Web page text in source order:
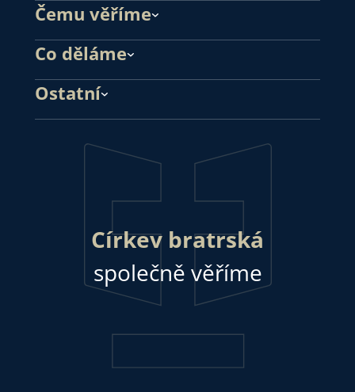
Čemu věříme
Co děláme
Ostatní
Církev bratrská
společně věříme